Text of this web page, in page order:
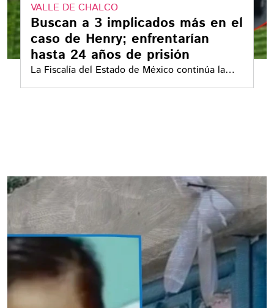
VALLE DE CHALCO
Buscan a 3 implicados más en el
caso de Henry; enfrentarían
hasta 24 años de prisión
La Fiscalía del Estado de México continúa la
búsqueda de tres implicados más en el ataque